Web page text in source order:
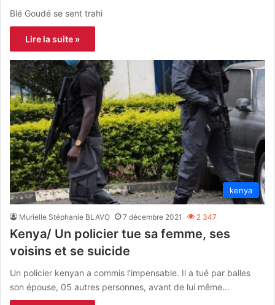
Blé Goudé se sent trahi
Lire la suite »
kenya
Murielle Stéphanie BLAVO 7 décembre 2021 2 347
Kenya/ Un policier tue sa femme, ses
voisins et se suicide
Un policier kenyan a commis l’impensable. Il a tué par balles
son épouse, 05 autres personnes, avant de lui même…